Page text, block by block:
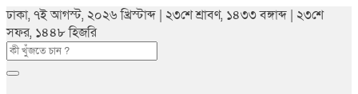
ঢাকা, ৭ই আগস্ট, ২০২৬ খ্রিস্টাব্দ | ২৩শে শ্রাবণ, ১৪৩৩ বঙ্গাব্দ | ২৩শে
সফর, ১৪৪৮ হিজরি